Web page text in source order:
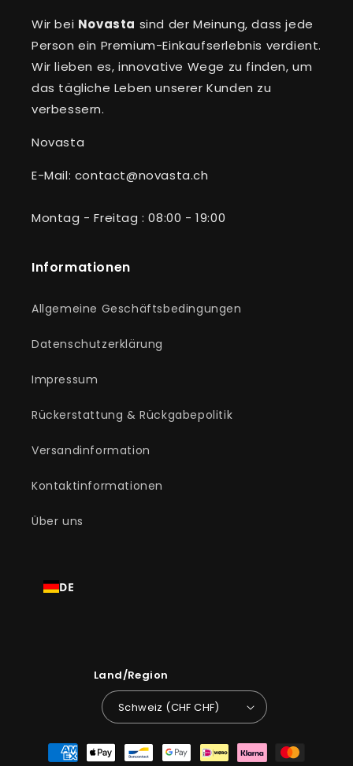
Wir bei Novasta sind der Meinung, dass jede
Person ein Premium-Einkaufserlebnis verdient.
Wir lieben es, innovative Wege zu finden, um
das tägliche Leben unserer Kunden zu
verbessern.
Novasta
E-Mail: contact@novasta.ch
Montag - Freitag : 08:00 - 19:00
Informationen
Allgemeine Geschäftsbedingungen
Datenschutzerklärung
Impressum
Rückerstattung & Rückgabepolitik
Versandinformation
Kontaktinformationen
Über uns
DE
Land/Region
Schweiz (CHF CHF)
Zahlungsmethoden